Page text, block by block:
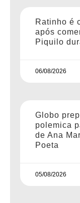
Ratinho é
após
Piquilo
06/08/2026
Globo
polemica
de Ana
Poeta
05/08/2026